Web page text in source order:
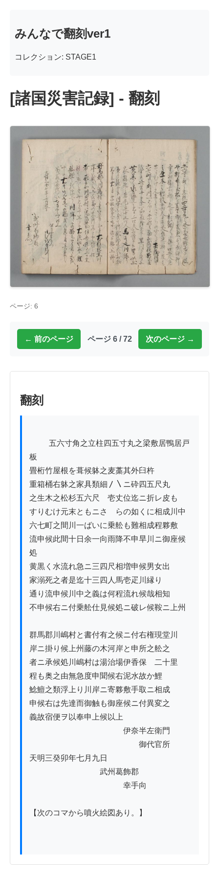
みんなで翻刻ver1
コレクション: STAGE1
[諸国災害記録] - 翻刻
ページ: 6
← 前のページ ページ 6 / 72 次のページ →
翻刻
板
畳桁竹屋根を葺候躰之麦藁其外臼杵
重箱桶右躰之家具類細〳〵ニ砕四五尺丸
之生木之松杉五六尺ゟ壱丈位迄ニ折レ皮も
すりむけ元末ともニさゝらの如くに相成川中
六七町之間川一ばいに乗舩も難相成程夥敷
流申候此間十日余一向雨降不申旱川ニ御座候
処
黄黒く水流れ急ニ三四尺相増申候男女出
家溺死之者是迄十三四人馬壱疋川縁り
通り流申候川中之義は何程流れ候哉相知
不申候右ニ付乗舩仕見候処ニ破レ候鞍ニ上州
群馬郡川嶋村と書付有之候ニ付右権現堂川
岸ニ掛り候上州藤の木河岸と申所之舩之
者ニ承候処川嶋村は湯治場伊香保ゟ二十里
程も奥之由無急度申聞候右泥水故か鯉
鯰鱣之類浮上り川岸ニ寄夥敷手取ニ相成
申候右は先達而御触も御座候ニ付異変之
義故宿便ヲ以奉申上候以上
伊奈半左衛門
御代官所
天明三癸卯年七月九日
武州葛飾郡
幸手向
【次のコマから噴火絵図あり。】